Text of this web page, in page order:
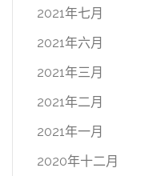
2021年七月
2021年六月
2021年三月
2021年二月
2021年一月
2020年十二月